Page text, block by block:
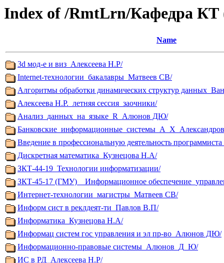
Index of /RmtLrn/Кафедра КТ
Name
3d мод-е и виз_Алексеева Н.Р/
Internet-технологии_бакалавры_Матвеев СВ/
Алгоритмы обработки динамических структур
Алексеева Н.Р._летняя сессия_заочники/
Анализ_данных_на_языке_R_Алюнов ДЮ/
Введение в профессиональную деятельность
Дискретная математика_Кузнецова Н.А/
ЗКТ-44-19_Технологии информатизации/
ЗКТ-45-17 (ГМУ)__Информационное
Интернет-технологии_магистры_Матвеев СВ/
Информ сист в реклдеят-ти_Павлов В.П/
Информатика_Кузнецова Н.А/
Информац систем гос управления и эл пр-во_Алюнов ДЮ/
Информационно-правовые системы_Алюнов_Д_Ю/
ИС в РД_Алексеева Н.Р/